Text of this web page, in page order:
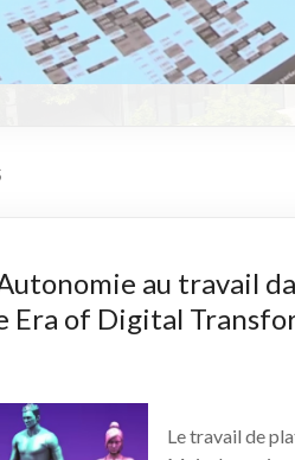
au travail
Era of Digital
Le travail de